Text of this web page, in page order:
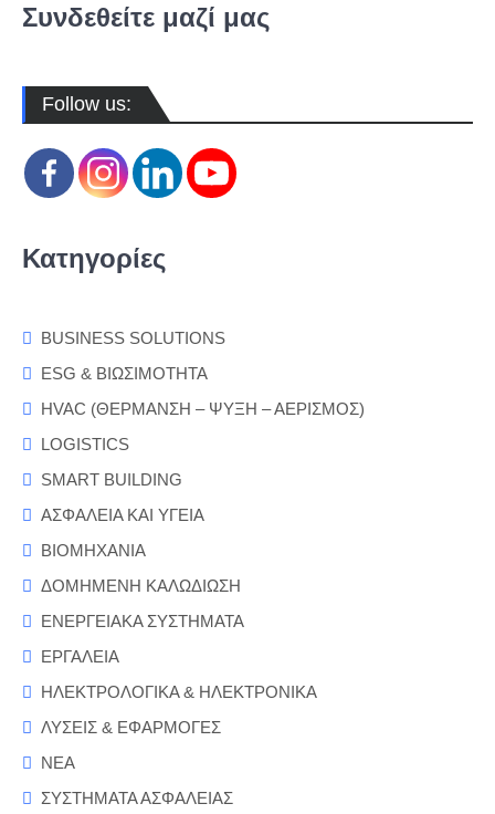
Συνδεθείτε μαζί μας
Follow us:
Κατηγορίες
BUSINESS SOLUTIONS
ESG & ΒΙΩΣΙΜΟΤΗΤΑ
HVAC (ΘΕΡΜΑΝΣΗ – ΨΥΞΗ – ΑΕΡΙΣΜΟΣ)
LOGISTICS
SMART BUILDING
ΑΣΦΑΛΕΙΑ ΚΑΙ ΥΓΕΙΑ
ΒΙΟΜΗΧΑΝΙΑ
ΔΟΜΗΜΕΝΗ ΚΑΛΩΔΙΩΣΗ
ΕΝΕΡΓΕΙΑΚΑ ΣΥΣΤΗΜΑΤΑ
ΕΡΓΑΛΕΙΑ
ΗΛΕΚΤΡΟΛΟΓΙΚΑ & ΗΛΕΚΤΡΟΝΙΚΑ
ΛΥΣΕΙΣ & ΕΦΑΡΜΟΓΕΣ
ΝΕΑ
ΣΥΣΤΗΜΑΤΑ ΑΣΦΑΛΕΙΑΣ